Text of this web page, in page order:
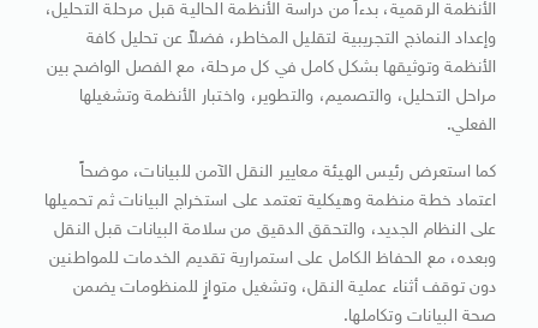
الأنظمة الرقمية، بدءاً من دراسة الأنظمة الحالية قبل مرحلة التحليل،
وإعداد النماذج التجريبية لتقليل المخاطر، فضلاً عن تحليل كافة
الأنظمة وتوثيقها بشكل كامل في كل مرحلة، مع الفصل الواضح بين
مراحل التحليل، والتصميم، والتطوير، واختبار الأنظمة وتشغيلها
الفعلي.
كما استعرض رئيس الهيئة معايير النقل الآمن للبيانات، موضحاً
اعتماد خطة منظمة وهيكلية تعتمد على استخراج البيانات ثم تحميلها
على النظام الجديد، والتحقق الدقيق من سلامة البيانات قبل النقل
وبعده، مع الحفاظ الكامل على استمرارية تقديم الخدمات للمواطنين
دون توقف أثناء عملية النقل، وتشغيل متوازٍ للمنظومات يضمن
صحة البيانات وتكاملها.